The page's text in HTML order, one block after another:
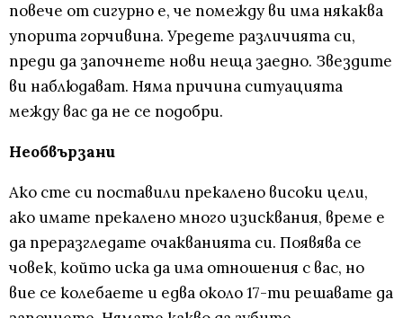
повече от сигурно е, че помежду ви има някаква
упорита горчивина. Уредете различията си,
преди да започнете нови неща заедно. Звездите
ви наблюдават. Няма причина ситуацията
между вас да не се подобри.
Необвързани
Ако сте си поставили прекалено високи цели,
ако имате прекалено много изисквания, време е
да преразгледате очакванията си. Появява се
човек, който иска да има отношения с вас, но
вие се колебаете и едва около 17-ти решавате да